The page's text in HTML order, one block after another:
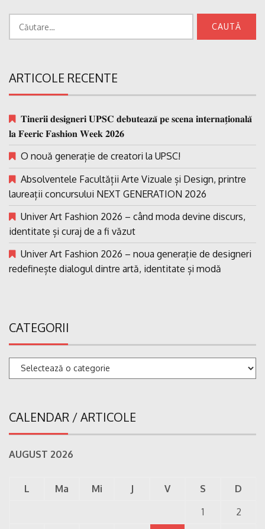
ARTICOLE RECENTE
𝐓𝐢𝐧𝐞𝐫𝐢𝐢 𝐝𝐞𝐬𝐢𝐠𝐧𝐞𝐫𝐢 𝐔𝐏𝐒𝐂 𝐝𝐞𝐛𝐮𝐭𝐞𝐚𝐳𝐚̆ 𝐩𝐞 𝐬𝐜𝐞𝐧𝐚 𝐢𝐧𝐭𝐞𝐫𝐧𝐚𝐭̗𝐢𝐨𝐧𝐚𝐥𝐚̆
𝐥𝐚 𝐅𝐞𝐞𝐫𝐢𝐜 𝐅𝐚𝐬𝐡𝐢𝐨𝐧 𝐖𝐞𝐞𝐤 𝟐𝟎𝟐𝟔
O nouă generație de creatori la UPSC!
Absolventele Facultății Arte Vizuale și Design, printre
laureații concursului NEXT GENERATION 2026
Univer Art Fashion 2026 – când moda devine discurs,
identitate și curaj de a fi văzut
Univer Art Fashion 2026 – noua generație de designeri
redefinește dialogul dintre artă, identitate și modă
CATEGORII
Categorii
CALENDAR / ARTICOLE
AUGUST 2026
L Ma Mi J V S
D
1
2